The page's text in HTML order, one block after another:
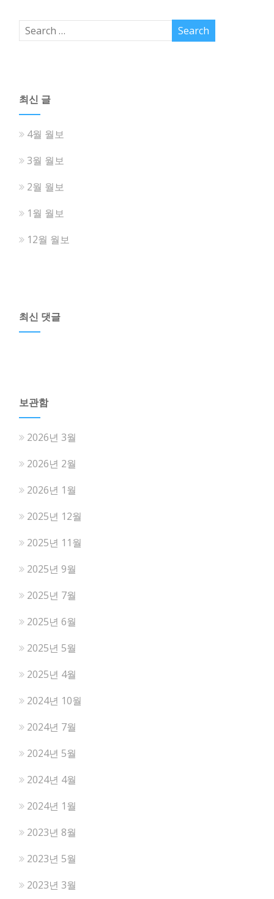
최신 글
4월 월보
3월 월보
2월 월보
1월 월보
12월 월보
최신 댓글
보관함
2026년 3월
2026년 2월
2026년 1월
2025년 12월
2025년 11월
2025년 9월
2025년 7월
2025년 6월
2025년 5월
2025년 4월
2024년 10월
2024년 7월
2024년 5월
2024년 4월
2024년 1월
2023년 8월
2023년 5월
2023년 3월